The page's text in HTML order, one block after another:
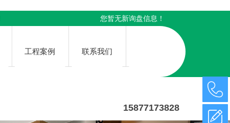
您暂无新询盘信息！
工程案例 联系我们
15877173828